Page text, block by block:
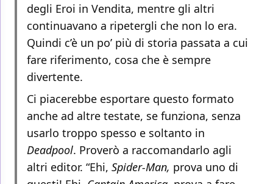
degli Eroi in Vendita, mentre gli altri
continuavano a ripetergli che non lo era.
Quindi c’è un po’ più di storia passata a cui
fare riferimento, cosa che è sempre
divertente.
Ci piacerebbe esportare questo formato
anche ad altre testate, se funziona, senza
usarlo troppo spesso e soltanto in
Deadpool. Proverò a raccomandarlo agli
altri editor. “Ehi, Spider-Man, prova uno di